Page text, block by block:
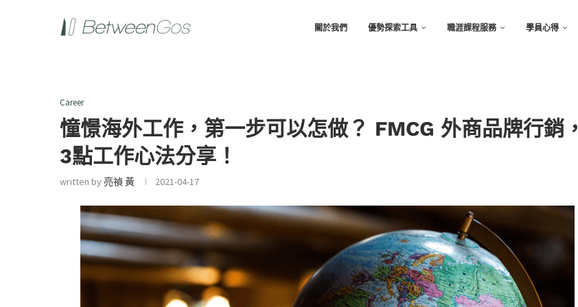
關於我們 優勢探索工具 職涯課程服務 學員心得
Career
憧憬海外工作，第一步可以怎做？ FMCG 外商品牌行銷，
3點工作心法分享！
written by亮禎 黃 2021-04-17